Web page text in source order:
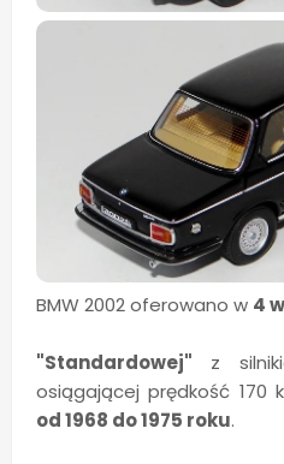
BMW 2002 oferowano w 4
"Standardowej" z
osiągającej prędkość 170
od 1968 do 1975 roku.